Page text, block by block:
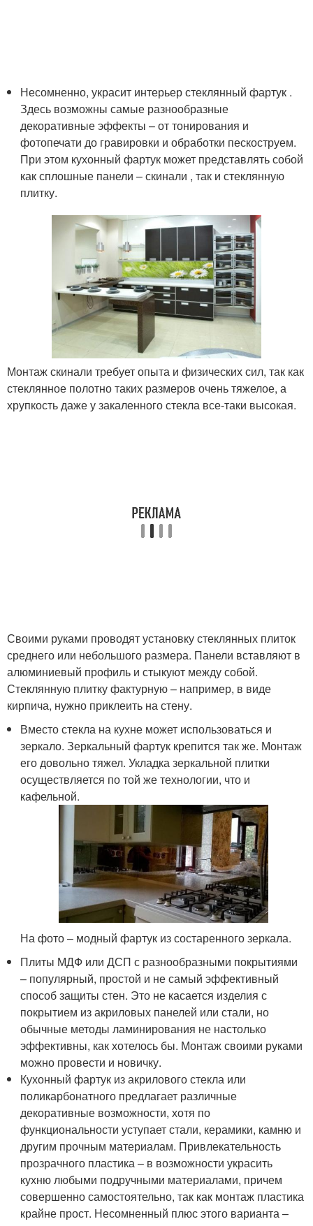
Несомненно, украсит интерьер стеклянный фартук .
Здесь возможны самые разнообразные
декоративные эффекты – от тонирования и
фотопечати до гравировки и обработки пескоструем.
При этом кухонный фартук может представлять собой
как сплошные панели – скинали , так и стеклянную
плитку.
Монтаж скинали требует опыта и физических сил, так как
стеклянное полотно таких размеров очень тяжелое, а
хрупкость даже у закаленного стекла все-таки высокая.
Своими руками проводят установку стеклянных плиток
среднего или небольшого размера. Панели вставляют в
алюминиевый профиль и стыкуют между собой.
Стеклянную плитку фактурную – например, в виде
кирпича, нужно приклеить на стену.
Вместо стекла на кухне может использоваться и
зеркало. Зеркальный фартук крепится так же. Монтаж
его довольно тяжел. Укладка зеркальной плитки
осуществляется по той же технологии, что и
кафельной.
На фото – модный фартук из состаренного зеркала.
Плиты МДФ или ДСП с разнообразными покрытиями
– популярный, простой и не самый эффективный
способ защиты стен. Это не касается изделия с
покрытием из акриловых панелей или стали, но
обычные методы ламинирования не настолько
эффективны, как хотелось бы. Монтаж своими руками
можно провести и новичку.
Кухонный фартук из акрилового стекла или
поликарбонатного предлагает различные
декоративные возможности, хотя по
функциональности уступает стали, керамики, камню и
другим прочным материалам. Привлекательность
прозрачного пластика – в возможности украсить
кухню любыми подручными материалами, причем
совершенно самостоятельно, так как монтаж пластика
крайне прост. Несомненный плюс этого варианта –